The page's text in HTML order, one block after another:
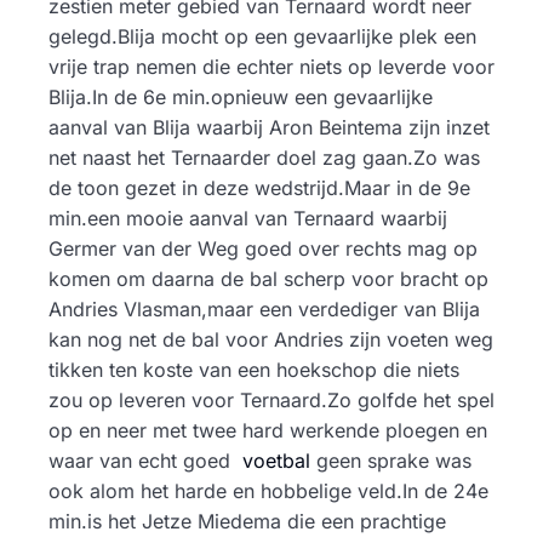
zestien meter gebied van Ternaard wordt neer
gelegd.Blija mocht op een gevaarlijke plek een
vrije trap nemen die echter niets op leverde voor
Blija.In de 6e min.opnieuw een gevaarlijke
aanval van Blija waarbij Aron Beintema zijn inzet
net naast het Ternaarder doel zag gaan.Zo was
de toon gezet in deze wedstrijd.Maar in de 9e
min.een mooie aanval van Ternaard waarbij
Germer van der Weg goed over rechts mag op
komen om daarna de bal scherp voor bracht op
Andries Vlasman,maar een verdediger van Blija
kan nog net de bal voor Andries zijn voeten weg
tikken ten koste van een hoekschop die niets
zou op leveren voor Ternaard.Zo golfde het spel
op en neer met twee hard werkende ploegen en
waar van echt goed voetbal geen sprake was
ook alom het harde en hobbelige veld.In de 24e
min.is het Jetze Miedema die een prachtige